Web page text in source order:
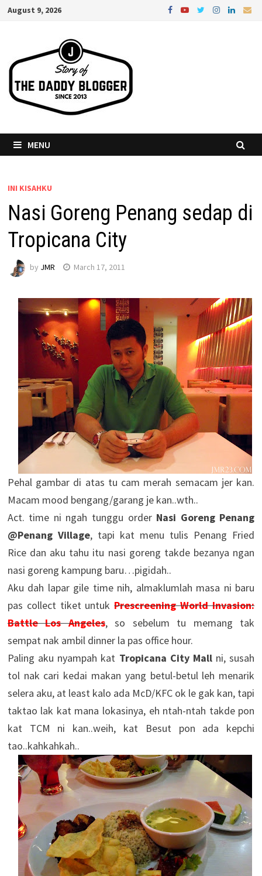
SkipAugust 9, 2026
MENU
INI KISAHKU
Nasi Goreng Penang sedap di
Tropicana City
by JMR March 17, 2011
Pehal gambar di atas tu cam merah semacam jer kan.
Macam mood bengang/garang je kan..wth..
Act. time ni ngah tunggu order Nasi Goreng Penang
@Penang Village, tapi kat menu tulis Penang Fried
Rice dan aku tahu itu nasi goreng takde bezanya ngan
nasi goreng kampung baru…pigidah..
Aku dah lapar gile time nih, almaklumlah masa ni baru
pas collect tiket untukPrescreening World Invasion:
Battle Los Angeles, so sebelum tu memang tak
sempat nak ambil dinner la pas office hour.
Paling aku nyampah kat Tropicana City Mall ni, susah
tol nak cari kedai makan yang betul-betul leh menarik
selera aku, at least kalo ada McD/KFC ok le gak kan, tapi
taktao lak kat mana lokasinya, eh ntah-ntah takde pon
kat TCM ni kan..weih, kat Besut pon ada kepchi
tao..kahkahkah..